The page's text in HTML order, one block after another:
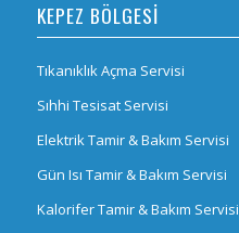
KEPEZ BÖLGESI
Tıkanıklık Açma Servisi
Sıhhi Tesisat Servisi
Elektrik Tamir & Bakım Servisi
Gün Isı Tamir & Bakım Servisi
Kalorifer Tamir & Bakım Servisi